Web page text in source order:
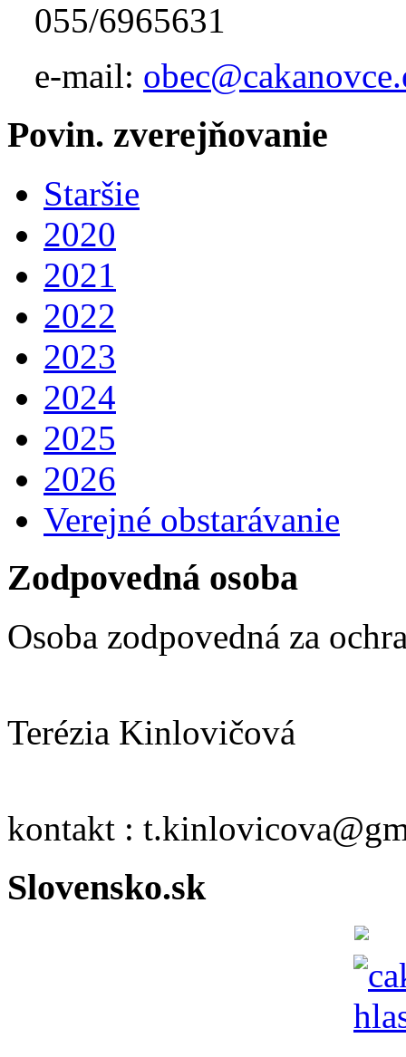
055/6965631
e-mail:
Povin. zverejňovanie
Staršie
2020
2021
2022
2023
2024
2025
2026
Verejné obstarávanie
Zodpovedná osoba
Osoba zodpovedná za
Terézia Kinlovičová
kontakt :
Slovensko.sk